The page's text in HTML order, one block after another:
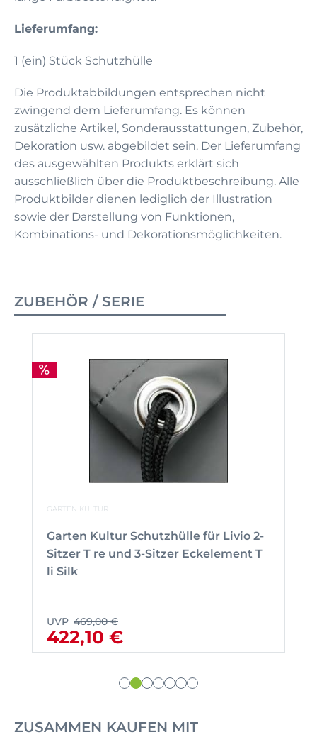
Lieferumfang:
1 (ein) Stück Schutzhülle
Die Produktabbildungen entsprechen nicht
zwingend dem Lieferumfang. Es können
zusätzliche Artikel, Sonderausstattungen, Zubehör,
Dekoration usw. abgebildet sein. Der Lieferumfang
des ausgewählten Produkts erklärt sich
ausschließlich über die Produktbeschreibung. Alle
Produktbilder dienen lediglich der Illustration
sowie der Darstellung von Funktionen,
Kombinations- und Dekorationsmöglichkeiten.
ZUBEHÖR / SERIE
GARTEN KULTUR
Garten Kultur Schutzhülle für Livio 2-
Sitzer T re und 3-Sitzer Eckelement T
li Silk
UVP 469,00 €
422,10 €
ZUSAMMEN KAUFEN MIT